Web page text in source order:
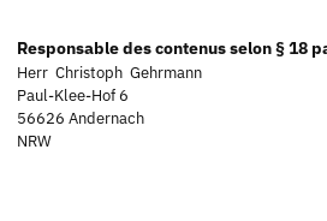
Responsable des contenus selon § 18
Herr Christoph Gehrmann
Paul-Klee-Hof 6
56626 Andernach
NRW